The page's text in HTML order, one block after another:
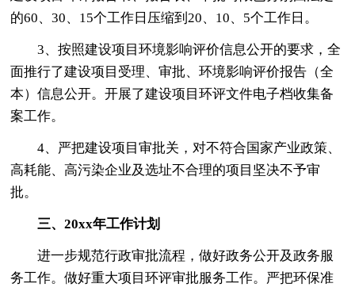
的60、30、15个工作日压缩到20、10、5个工作日。
3、按照建设项目环境影响评价信息公开的要求，全
面推行了建设项目受理、审批、环境影响评价报告（全
本）信息公开。开展了建设项目环评文件电子档收集备
案工作。
4、严把建设项目审批关，对不符合国家产业政策、
高耗能、高污染企业及选址不合理的项目坚决不予审
批。
三、20xx年工作计划
进一步规范行政审批流程，做好政务公开及政务服
务工作。做好重大项目环评审批服务工作。严把环保准